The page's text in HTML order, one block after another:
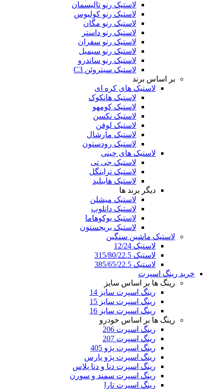
لاستیک رنو تالیسمان
لاستیک رنو کولیوس
لاستیک رنو مگان
لاستیک رنو داستر
لاستیک رنو سفران
لاستیک رنو سیمبل
لاستیک رنو ساندرو
لاستیک سیتروئن C3
بر اساس برند
لاستیک های کره ای
لاستیک هانکوک
لاستیک کومهو
لاستیک نکسن
لاستیک لوفن
لاستیک مارشال
لاستیک رودستون
لاستیک های چینی
لاستیک جی تی
لاستیک تراینگل
لاستیک هابیلید
دیگر برند ها
لاستیک میشلن
لاستیک دانلوپ
لاستیک یوکوهاما
لاستیک بریجستون
لاستیک ماشین سنگین
لاستیک 12/24
لاستیک 315/80/22.5
لاستیک 385/65/22.5
خرید رینگ اسپرت
رینگ ها بر اساس سایز
رینگ اسپرت سایز 14
رینگ اسپرت سایز 15
رینگ اسپرت سایز 16
رینگ ها بر اساس خودرو
رینگ اسپرت 206
رینگ اسپرت 207
رینگ اسپرت پژو 405
رینگ اسپرت پژو پارس
رینگ اسپرت دنا و دنا پلاس
رینگ اسپرت سمند و سورن
رینگ اسپرت تارا